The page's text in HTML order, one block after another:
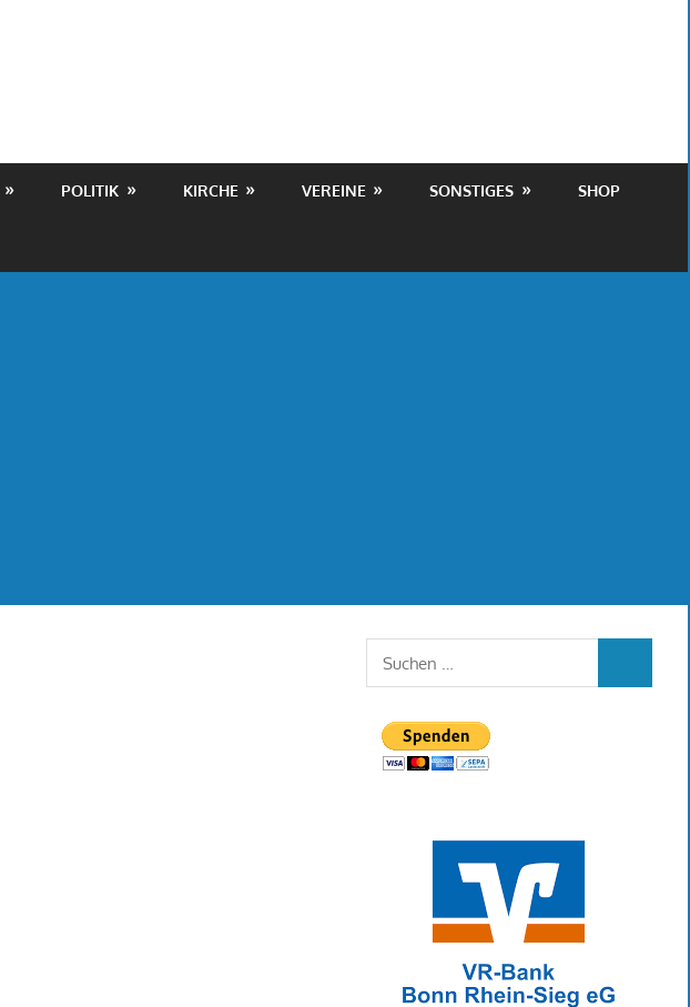
POLITIK KIRCHE VEREINE SONSTIGES SHOP